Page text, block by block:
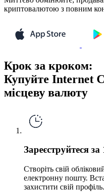
криптовалютою з повним
Крок за кроком:
Купуйте Internet
місцеву валюту
Зареєструйтеся
Створіть свій
електронну пошту.
захистити свій профіль.